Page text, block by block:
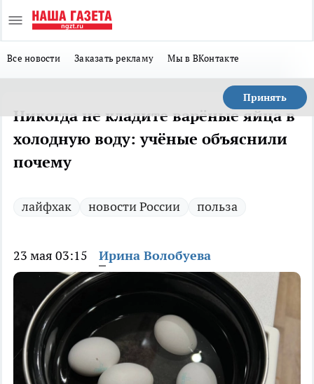
Все новости Заказать рекламу Мы в ВКонтакте
Принять
Никогда не кладите варёные яйца в
холодную воду: учёные объяснили
почему
лайфхак новости России польза
23 мая 03:15 Ирина Волобуева